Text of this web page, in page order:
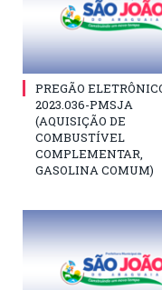
PREGÃO
2023.036-PMSJA
(AQUISIÇÃO DE
COMBUSTÍVEL
COMPLEMENTAR,
GASOLINA COMUM)